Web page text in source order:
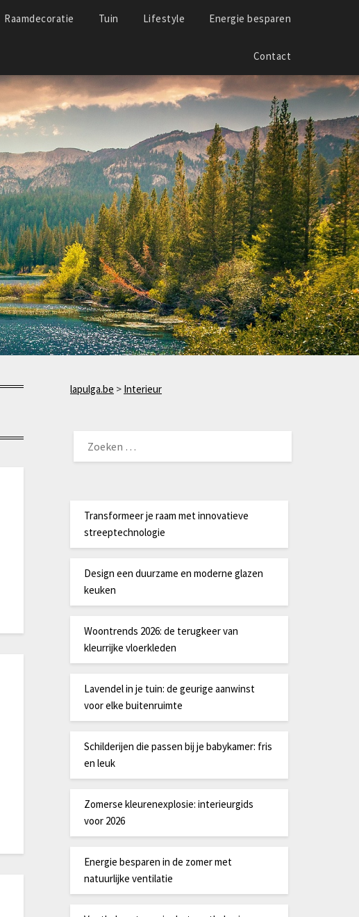
Raamdecoratie Tuin Lifestyle Energie besparen
Contact
lapulga.be > Interieur
NAAR:
Transformeer je raam met innovatieve
streeptechnologie
Design een duurzame en moderne glazen
keuken
Woontrends 2026: de terugkeer van
kleurrijke vloerkleden
Lavendel in je tuin: de geurige aanwinst
voor elke buitenruimte
Schilderijen die passen bij je babykamer: fris
en leuk
Zomerse kleurenexplosie: interieurgids
voor 2026
Energie besparen in de zomer met
natuurlijke ventilatie